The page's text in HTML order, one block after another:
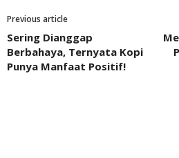
Previous article
Sering Dianggap
Berbahaya, Ternyata Kopi
Punya Manfaat Positif!